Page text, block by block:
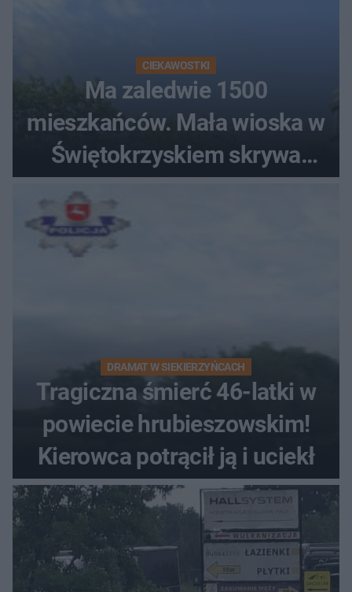
CIEKAWOSTKI
Ma zaledwie 1500
mieszkańców. Mała wioska w
Świętokrzyskiem skrywa
zabytki, bywał tu nawet król
DRAMAT W SIEKIERZYŃCACH
Tragiczna śmierć 46-latki w
powiecie hrubieszowskim!
Kierowca potrącił ją i uciekł